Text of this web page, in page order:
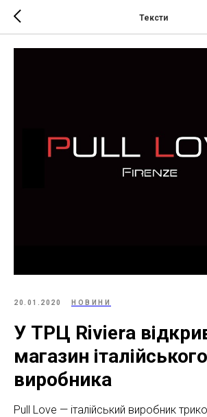
Тексти
20.01.2020 НОВИНИ
У ТРЦ Riviera
магазин італійського
виробника
Pull Love — італійський виробник